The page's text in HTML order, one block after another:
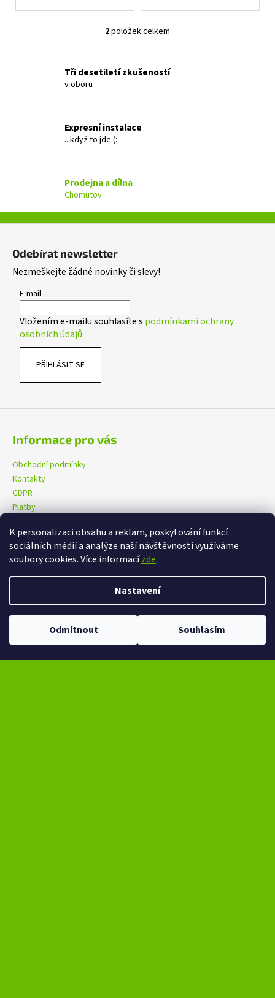
K personalizaci obsahu a reklam, poskytování funkcí
sociálních médií a analýze naší návštěvnosti využíváme
soubory cookies. Více informacízde.
Nastavení
Odmítnout Souhlasím
Ve dnech 13-14.8 omezení provozu V případě návštěvy se dotazujte na
O
l
á
í
v
ý
s
2položek celkem
Tři desetiletí zkušeností
v oboru
Expresní instalace
...když to jde (:
Prodejna a dílna
Chomutov
Odebírat newsletter
Nezmeškejte žádné novinky či slevy!
E-mail
Vložením e-mailu souhlasíte s podmínkami ochrany
osobních údajů
PŘIHLÁSIT SE
Informace pro vás
Obchodní podmínky
Kontakty
GDPR
Platby
eXtrem-audio na facebooku eXtrem-audio na Instagramu
Copyright 2026eXtrem-audio.cz. Všechna práva vyhrazena.
Upravit nastavení cookies